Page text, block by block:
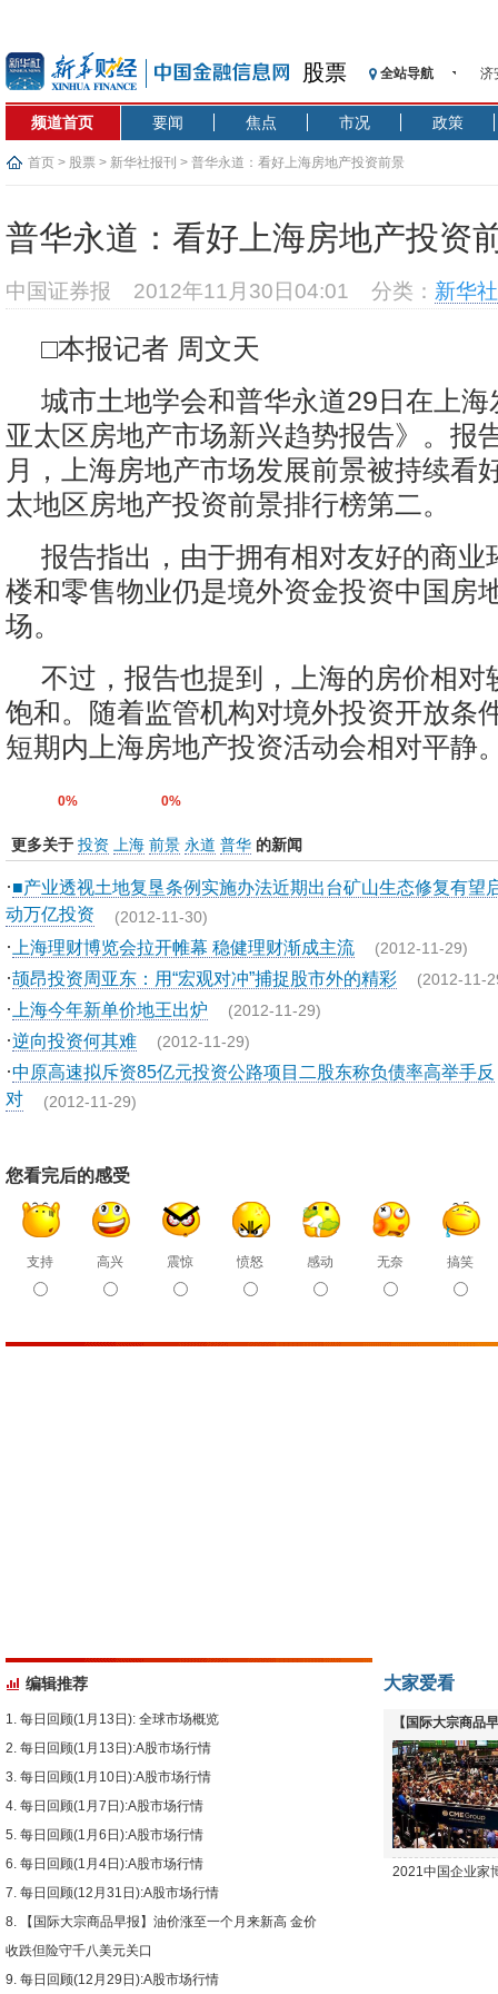
股票 全站导航
济
【
在
基
济
频道首页 要闻 焦点 市况 政策
首页 > 股票 > 新华社报刊 > 普华永道：看好上海房地产投资前景
普华永道：看好上海房地产投资
中国证券报 2012年11月30日04:01 分类： 新华
□本报记者 周文天
城市土地学会和普华永道29日在上
亚太区房地产市场新兴趋势报告》。报
月，上海房地产市场发展前景被持续看
太地区房地产投资前景排行榜第二。
报告指出，由于拥有相对友好的商业
楼和零售物业仍是境外资金投资中国房
场。
不过，报告也提到，上海的房价相对
饱和。随着监管机构对境外投资开放条
短期内上海房地产投资活动会相对平静
0% 0%
更多关于 投资 上海 前景 永道 普华 的新闻
·■产业透视土地复垦条例实施办法近期出台矿山生态修复有望
动万亿投资 (2012-11-30)
· 上海理财博览会拉开帷幕 稳健理财渐成主流 (2012-11-29)
·颉昂投资周亚东：用“宏观对冲”捕捉股市外的精彩 (2012-11-
· 上海今年新单价地王出炉 (2012-11-29)
·逆向投资何其难 (2012-11-29)
·中原高速拟斥资85亿元投资公路项目二股东称负债率高举手反
对 (2012-11-29)
您看完后的感受
支持 高兴 震惊 愤怒 感动 无奈 搞笑
编辑推荐
每日回顾(1月13日): 全球市场概览
每日回顾(1月13日):A股市场行情
每日回顾(1月10日):A股市场行情
每日回顾(1月7日):A股市场行情
每日回顾(1月6日):A股市场行情
每日回顾(1月4日):A股市场行情
每日回顾(12月31日):A股市场行情
【国际大宗商品早报】油价涨至一个月来新高 金价
收跌但险守千八美元关口
每日回顾(12月29日):A股市场行情
大家爱看
【国际大宗商品
下跌
2021中国企业家